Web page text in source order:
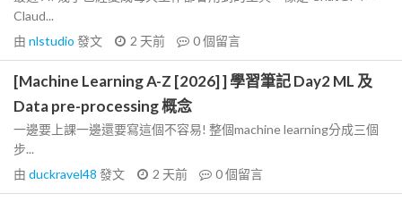
Claud...
由 nlstudio 發文 2 天前 0個留言
[Machine Learning A-Z [2026] ] 學習筆記 Day2 ML 及
Data pre-processing 概念
一邊要上課一邊還要寫這個不容易! 整個machine learning分成三個
步...
由 duckravel48 發文 2 天前 0個留言